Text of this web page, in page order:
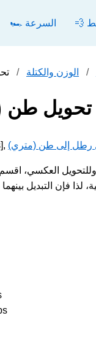
🏎️ السرعة
الوزن والكتلة
تحويل طن
رطل إلى طن (متري)